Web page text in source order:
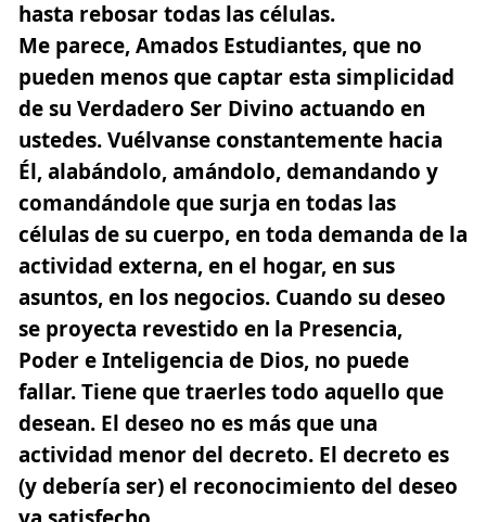
hasta rebosar todas las células.
Me parece, Amados Estudiantes, que no
pueden menos que captar esta simplicidad
de su Verdadero Ser Divino actuando en
ustedes. Vuélvanse constantemente hacia
Él, alabándolo, amándolo, demandando y
comandándole que surja en todas las
células de su cuerpo, en toda demanda de la
actividad externa, en el hogar, en sus
asuntos, en los negocios. Cuando su deseo
se proyecta revestido en la Presencia,
Poder e Inteligencia de Dios, no puede
fallar. Tiene que traerles todo aquello que
desean. El deseo no es más que una
actividad menor del decreto. El decreto es
(y debería ser) el reconocimiento del deseo